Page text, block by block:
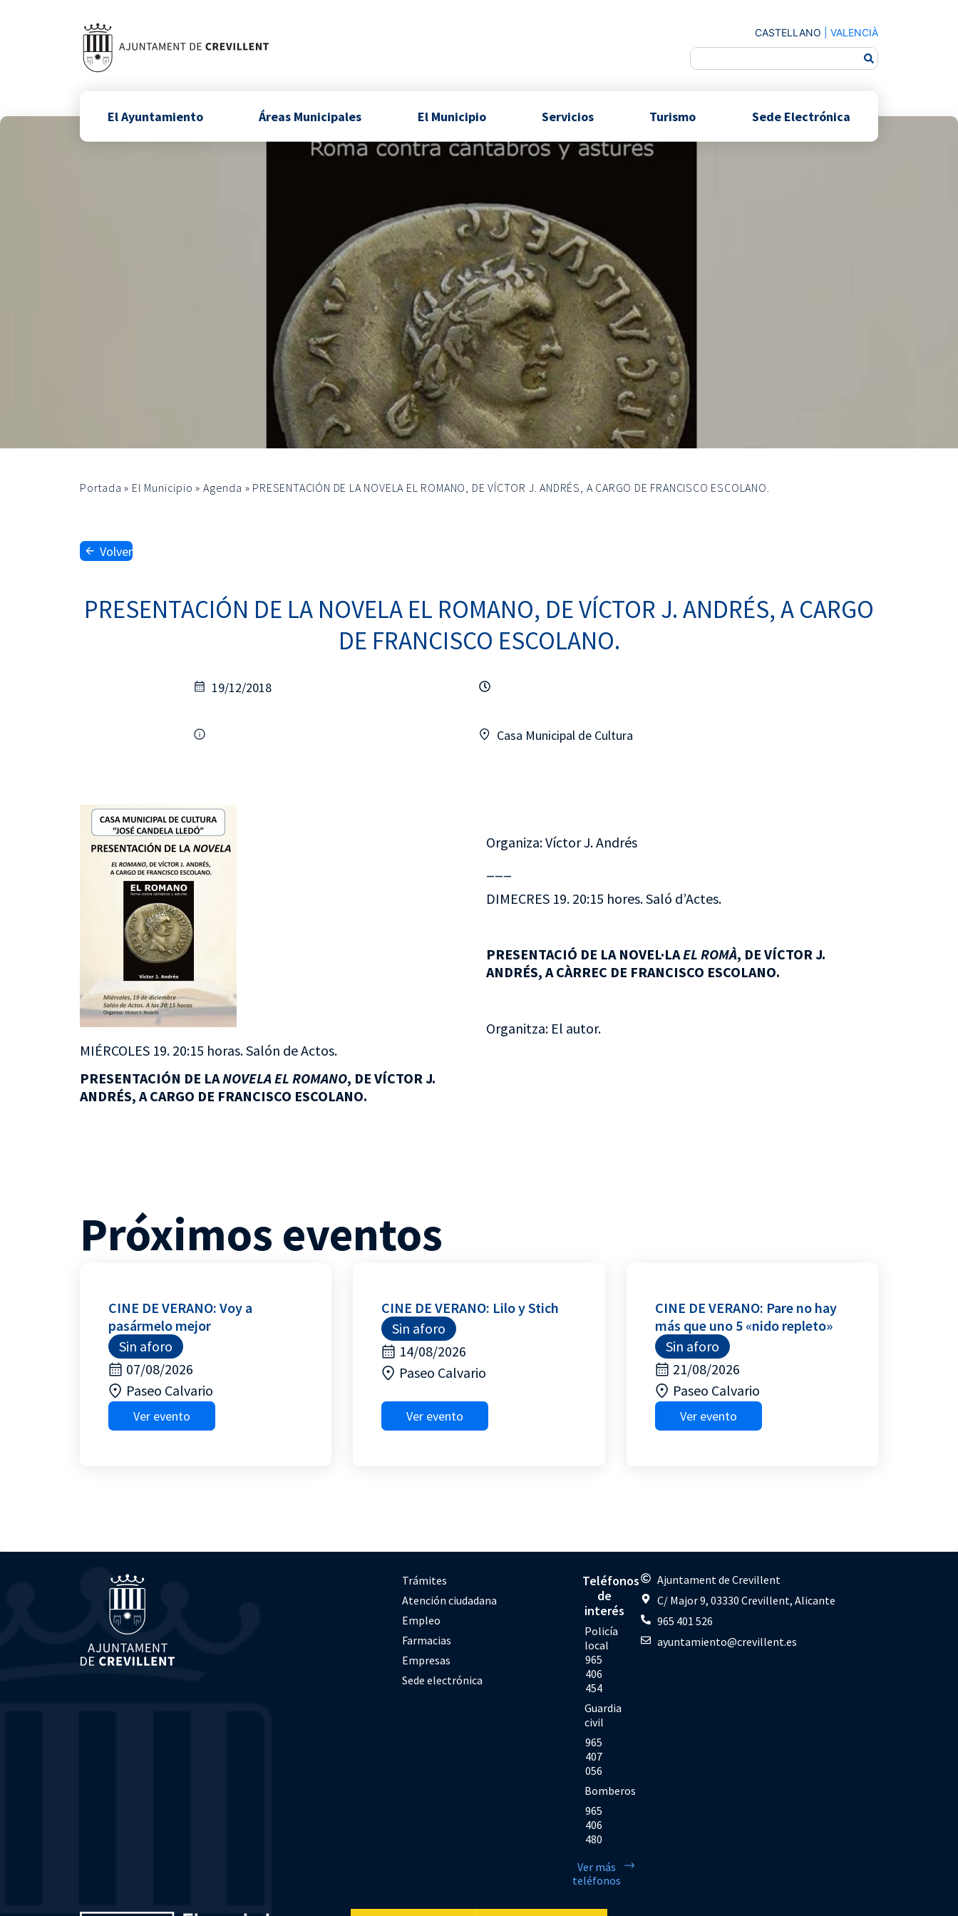
CASTELLANO VALENCIÀ
El Ayuntamiento Áreas Municipales El Municipio Servicios Turismo Sede Electrónica
Portada » El Municipio »Agenda » PRESENTACIÓN DE LA NOVELA EL ROMANO, DE VÍCTOR J. ANDRÉS, A CARGO DE FRANCISCO ESCOLANO.
Volver
PRESENTACIÓN DE LA NOVELA EL ROMANO, DE VÍCTOR J. ANDRÉS, A CARGO
DE FRANCISCO ESCOLANO.
19/12/2018
Casa Municipal de Cultura
MIÉRCOLES 19. 20:15 horas. Salón de Actos.
PRESENTACIÓN DE LANOVELA EL ROMANO, DE VÍCTOR J.
ANDRÉS, A CARGO DE FRANCISCO ESCOLANO.
Organiza: Víctor J. Andrés
DIMECRES 19. 20:15 hores. Saló d’Actes.
PRESENTACIÓ DE LA NOVEL·LAEL ROMÀ, DE VÍCTOR J.
ANDRÉS, A CÀRREC DE FRANCISCO ESCOLANO.
Organitza: El autor.
Próximos eventos
CINE DE VERANO: Voy a
pasármelo mejor
Sin aforo
07/08/2026
Paseo Calvario
Ver evento
CINE DE VERANO: Lilo y Stich
Sin aforo
14/08/2026
Paseo Calvario
Ver evento
CINE DE VERANO: Pare no hay
más que uno 5 «nido repleto»
Sin aforo
21/08/2026
Paseo Calvario
Ver evento
Trámites
Atención ciudadana
Empleo
Farmacias
Empresas
Sede electrónica
Teléfonos
de
interés
Policía
local
965
406
454
Guardia
civil
965
407
056
Bomberos
965
406
480
Ver más
teléfonos
Ajuntament de Crevillent
C/ Major 9, 03330 Crevillent, Alicante
965 401 526
ayuntamiento@crevillent.es